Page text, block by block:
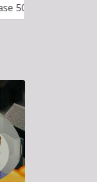
de pessoas